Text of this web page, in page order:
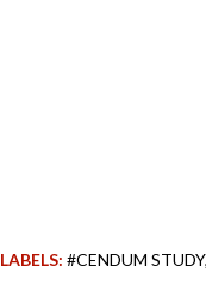
LABELS: #CENDUM STUDY